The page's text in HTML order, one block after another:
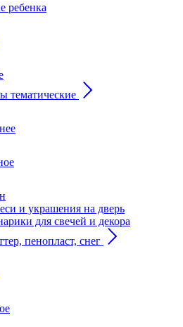
ребенка
тематические
и украшения на дверь
для свечей и декора
пенопласт, снег